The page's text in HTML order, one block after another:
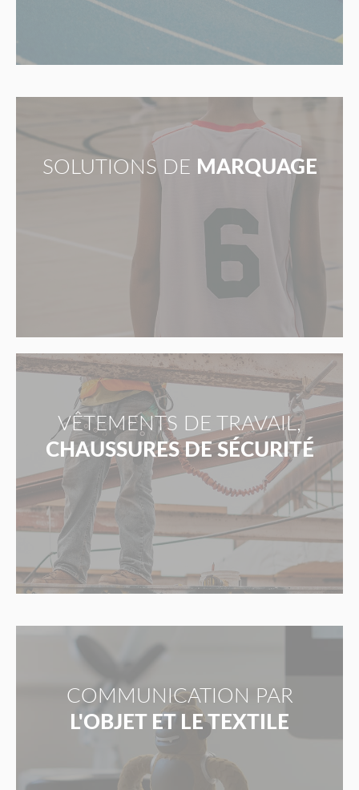
SOLUTIONS DE MARQUAGE
VÊTEMENTS DE TRAVAIL,
CHAUSSURES DE SÉCURITÉ
COMMUNICATION PAR
L'OBJET ET LE TEXTILE